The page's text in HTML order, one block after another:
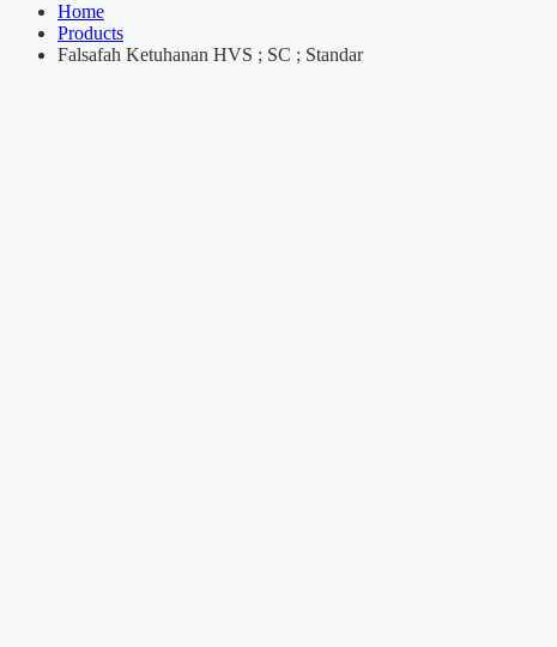
Home
Products
Falsafah Ketuhanan HVS ; SC ; Standar